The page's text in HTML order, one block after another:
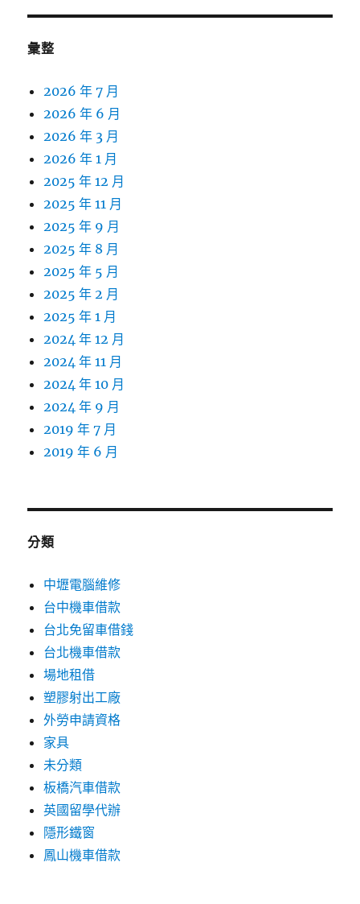
彙整
2026 年 7 月
2026 年 6 月
2026 年 3 月
2026 年 1 月
2025 年 12 月
2025 年 11 月
2025 年 9 月
2025 年 8 月
2025 年 5 月
2025 年 2 月
2025 年 1 月
2024 年 12 月
2024 年 11 月
2024 年 10 月
2024 年 9 月
2019 年 7 月
2019 年 6 月
分類
中壢電腦維修
台中機車借款
台北免留車借錢
台北機車借款
場地租借
塑膠射出工廠
外勞申請資格
家具
未分類
板橋汽車借款
英國留學代辦
隱形鐵窗
鳳山機車借款